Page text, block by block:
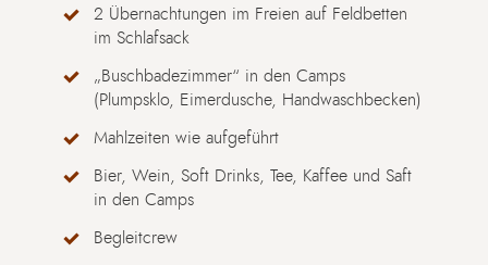
2 Übernachtungen im Freien auf Feldbetten
im Schlafsack
„Buschbadezimmer“ in den Camps
(Plumpsklo, Eimerdusche, Handwaschbecken)
Mahlzeiten wie aufgeführt
Bier, Wein, Soft Drinks, Tee, Kaffee und Saft
in den Camps
Begleitcrew